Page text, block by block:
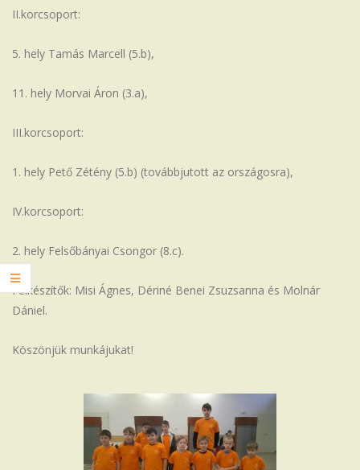
II.korcsoport:
5. hely Tamás Marcell (5.b),
11. hely Morvai Áron (3.a),
III.korcsoport:
1. hely Pető Zétény (5.b) (továbbjutott az országosra),
IV.korcsoport:
2. hely Felsőbányai Csongor (8.c).
Felkészítők: Misi Ágnes, Dériné Benei Zsuzsanna és Molnár
Dániel.
Köszönjük munkájukat!